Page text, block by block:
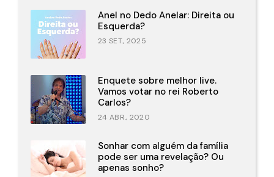
Anel no Dedo Anelar: Direita ou
Esquerda?
23 SET., 2025
Enquete sobre melhor live.
Vamos votar no rei Roberto
Carlos?
24 ABR., 2020
Sonhar com alguém da família
pode ser uma revelação? Ou
apenas sonho?